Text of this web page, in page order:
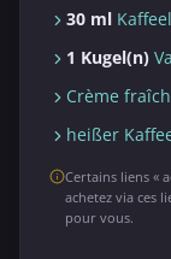
30 ml
1 Kugel(n)
Crème
heißer
Certains liens «
achetez via ces
pour vous.